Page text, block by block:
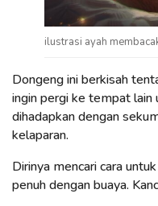
ilustrasi ayah
Dongeng ini berkisah
ingin pergi ke tempat lain
dihadapkan dengan
kelaparan.
Dirinya mencari cara
penuh dengan buaya.